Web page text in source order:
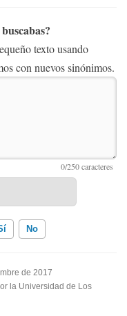
texto usando
con nuevos sinónimos.
No
me ayudó
de 2017
la Universidad de Los